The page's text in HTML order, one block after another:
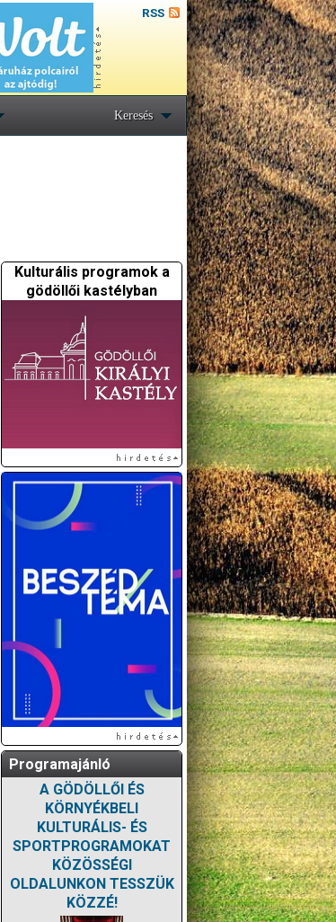
RSS
Keresés
Kulturális programok a
gödöllői kastélyban
Programajánló
A GÖDÖLLŐI ÉS
KÖRNYÉKBELI
KULTURÁLIS- ÉS
SPORTPROGRAMOKAT
KÖZÖSSÉGI
OLDALUNKON TESSZÜK
KÖZZÉ!